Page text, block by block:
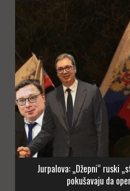
Jurpalova: „Džepni“ ruski
pokušavaju da